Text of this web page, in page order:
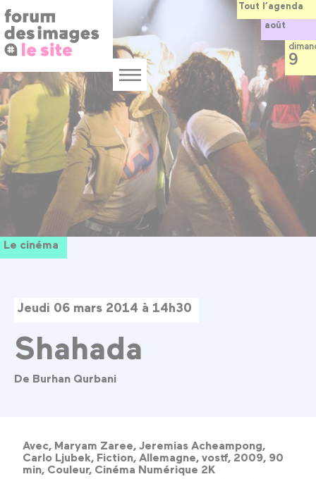
Panneau de gestion des cookies
au
contenu
principal
Menu
Le cinéma
Jeudi 06 mars 2014 à 14h30
Shahada
De Burhan Qurbani
Avec, Maryam Zaree, Jeremias Acheampong,
Carlo Ljubek, Fiction, Allemagne, vostf, 2009, 90
min, Couleur, Cinéma Numérique 2K
Tout l’agenda
août
9